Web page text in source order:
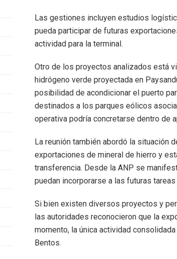
Las gestiones incluyen estudios
pueda participar de futuras
actividad para la terminal.
Otro de los proyectos analizados está
hidrógeno verde proyectada en
posibilidad de acondicionar el puerto
destinados a los parques eólicos
operativa podría concretarse dentro de
La reunión también abordó la situación
exportaciones de mineral de hierro y
transferencia. Desde la ANP se
puedan incorporarse a las futuras
Si bien existen diversos proyectos y
las autoridades reconocieron que la
momento, la única actividad
Bentos.